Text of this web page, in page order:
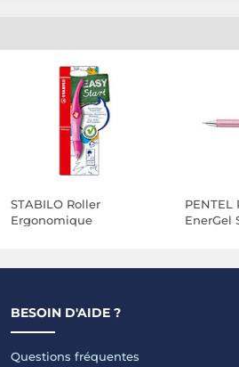
STABILO Roller
Ergonomique
PENTEL
EnerGel
BESOIN D'AIDE ?
Questions fréquentes